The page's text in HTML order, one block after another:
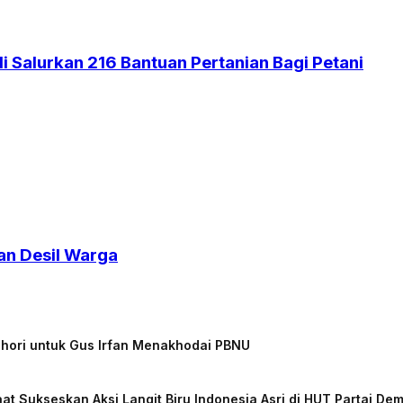
216 Bantuan Pertanian Bagi Petani
Desil Warga
untuk Gus Irfan Menakhodai PBNU
Sukseskan Aksi Langit Biru Indonesia Asri di HUT Partai